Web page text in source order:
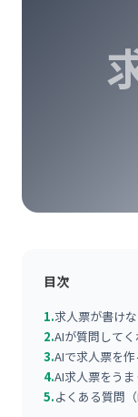
目次
1.求人票が書け
2.AIが質問して
3.AIで求人票を
4.AI求人票をう
5.よくある質問（